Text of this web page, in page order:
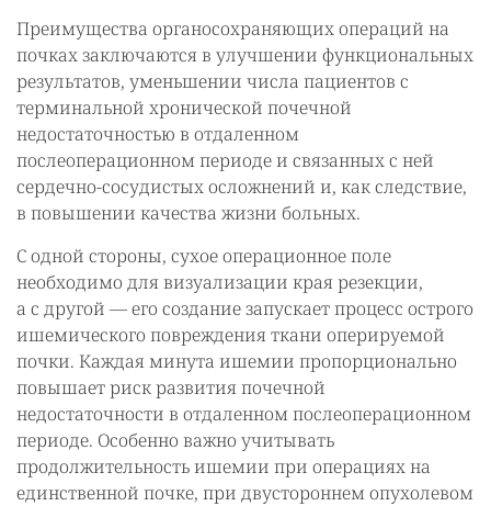
Преимущества органосохраняющих операций на
почках заключаются в улучшении функциональных
результатов, уменьшении числа пациентов с
терминальной хронической почечной
недостаточностью в отдаленном
послеоперационном периоде и связанных с ней
сердечно-сосудистых осложнений и, как следствие,
в повышении качества жизни больных.
С одной стороны, сухое операционное поле
необходимо для визуализации края резекции,
а с другой — его создание запускает процесс острого
ишемического повреждения ткани оперируемой
почки. Каждая минута ишемии пропорционально
повышает риск развития почечной
недостаточности в отдаленном послеоперационном
периоде. Особенно важно учитывать
продолжительность ишемии при операциях на
единственной почке, при двустороннем опухолевом